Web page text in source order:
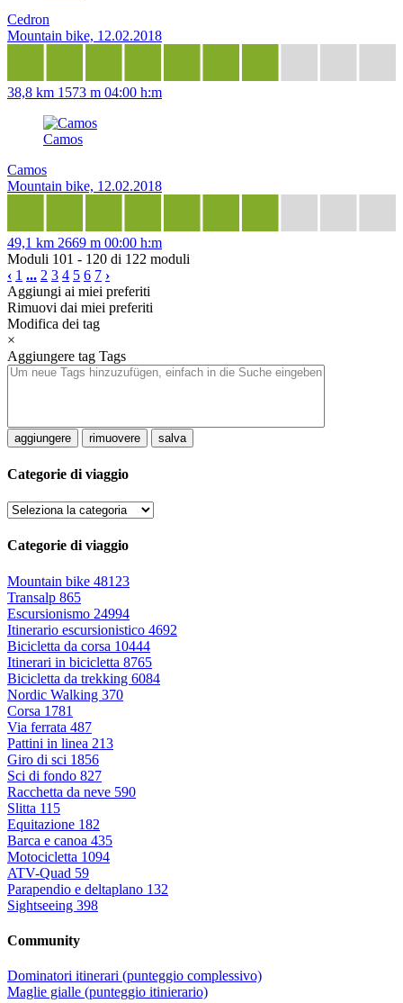
Cedron
Mountain bike, 12.02.2018
38,8 km 1573 m 04:00 h:m
Camos
Camos
Mountain bike, 12.02.2018
49,1 km 2669 m 00:00 h:m
Moduli 101 - 120 di 122 moduli
‹ 1 ... 2 3 4 5 6 7 ›
Aggiungi ai miei preferiti
Rimuovi dai miei preferiti
Modifica dei tag
×
Aggiungere tag Tags
aggiungere rimuovere salva
Categorie di viaggio
Categorie di viaggio
Mountain bike 48123
Transalp 865
Escursionismo 24994
Itinerario escursionistico 4692
Bicicletta da corsa 10444
Itinerari in bicicletta 8765
Bicicletta da trekking 6084
Nordic Walking 370
Corsa 1781
Via ferrata 487
Pattini in linea 213
Giro di sci 1856
Sci di fondo 827
Racchetta da neve 590
Slitta 115
Equitazione 182
Barca e canoa 435
Motocicletta 1094
ATV-Quad 59
Parapendio e deltaplano 132
Sightseeing 398
Community
Dominatori itinerari (punteggio complessivo)
Maglie gialle (punteggio itinierario)